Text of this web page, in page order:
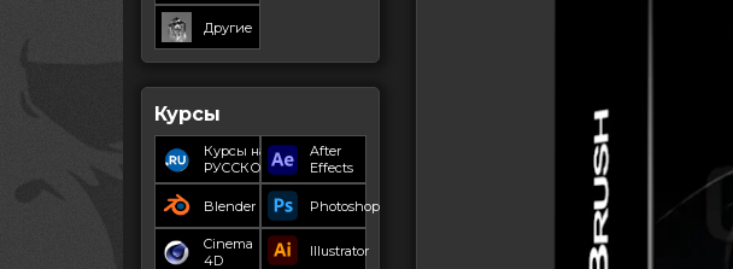
Другие
Курсы
Курсы на
РУССКОМ
After
Effects
Blender Photoshop
Cinema
4D
Illustrator